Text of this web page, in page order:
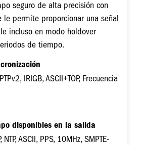
seguro de alta precisión con
le permite proporcionar una señal
incluso en modo holdover
de tiempo.
IRIGB, ASCII+TOP, Frecuencia
disponibles en la salida
NTP, ASCII, PPS, 10MHz, SMPTE-